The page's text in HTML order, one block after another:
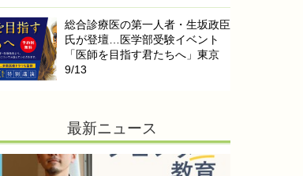
総合診療医の第一人者・生坂政臣
氏が登壇…医学部受験イベント
「医師を目指す君たちへ」東京
9/13
最新ニュース